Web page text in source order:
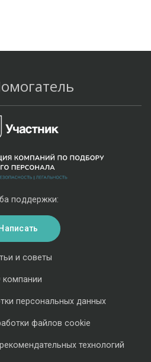
и советы
компании
персональных данных
файлов cookie
технологий
поддержки:
Написать